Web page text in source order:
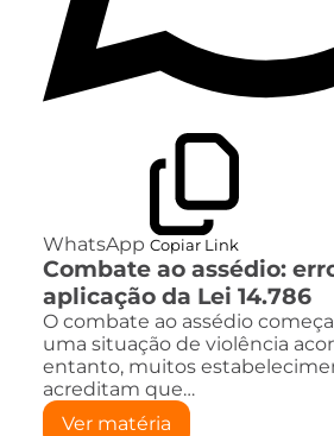
WhatsApp Copiar Link
Combate ao assédio:
aplicação da Lei 14.786
O combate ao assédio
uma situação de violência
entanto, muitos
acreditam que…
Ver matéria